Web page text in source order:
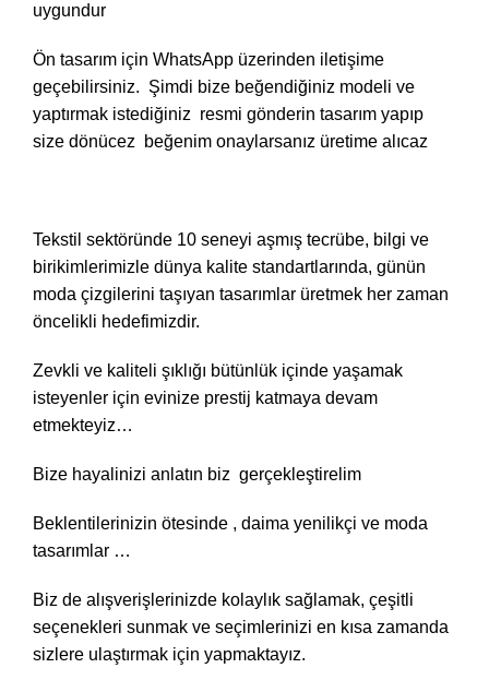
uygundur
Ön tasarım için WhatsApp üzerinden iletişime
geçebilirsiniz. Şimdi bize beğendiğiniz modeli ve
yaptırmak istediğiniz resmi gönderin tasarım yapıp
size dönücez beğenim onaylarsanız üretime alıcaz
Tekstil sektöründe 10 seneyi aşmış tecrübe, bilgi ve
birikimlerimizle dünya kalite standartlarında, günün
moda çizgilerini taşıyan tasarımlar üretmek her zaman
öncelikli hedefimizdir.
Zevkli ve kaliteli şıklığı bütünlük içinde yaşamak
isteyenler için evinize prestij katmaya devam
etmekteyiz…
Bize hayalinizi anlatın biz gerçekleştirelim
Beklentilerinizin ötesinde , daima yenilikçi ve moda
tasarımlar …
Biz de alışverişlerinizde kolaylık sağlamak, çeşitli
seçenekleri sunmak ve seçimlerinizi en kısa zamanda
sizlere ulaştırmak için yapmaktayız.